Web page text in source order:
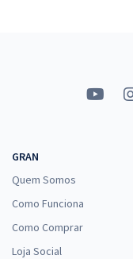
GRAN
Quem Somos
Como Funciona
Como Comprar
Loja Social